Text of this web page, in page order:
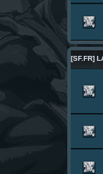
22 juin
[SF.FR]